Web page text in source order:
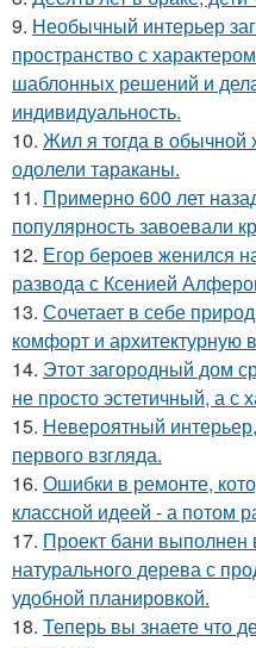
9. Необычный интерьер
пространство с
шаблонных решений и
индивидуальность.
10. Жил я тогда в обычной
одолели тараканы.
11. Примерно 600 лет
популярность завоевали
12. Егор бероев женился
развода с Ксенией
13. Сочетает в себе
комфорт и архитектурную
14. Этот загородный дом
не просто эстетичный, а с
15. Невероятный
первого взгляда.
16. Ошибки в ремонте,
классной идеей - а потом
17. Проект бани выполнен
натурального дерева с
удобной планировкой.
18. Теперь вы знаете что